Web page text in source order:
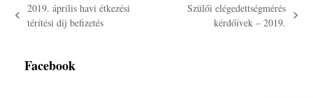
previous
2019. április havi étkezési
térítési díj befizetés
Szülői elégedettségmérés
kérdőívek – 2019.
Facebook